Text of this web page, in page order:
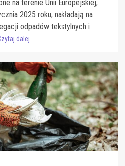
na terenie Unii Europejskiej,
2025 roku, nakładają na
odpadów tekstylnych i
dalej